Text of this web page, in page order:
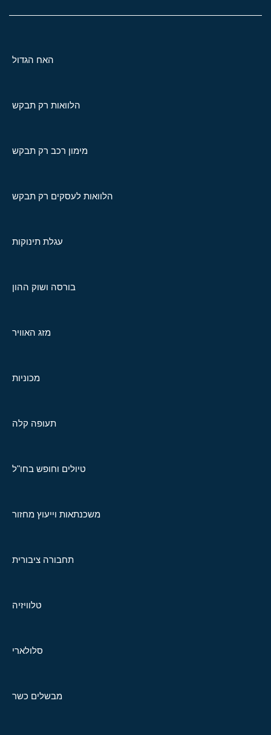
האח הגדול
הלוואות רק תבקש
מימון רכב רק תבקש
הלוואות לעסקים רק תבקש
עגלת תינוקות
בורסה ושוק ההון
מזג האוויר
מכוניות
תעופה קלה
טיולים וחופש בחו"ל
משכנתאות וייעוץ מחזור
תחבורה ציבורית
טלוויזיה
סלולארי
מבשלים כשר